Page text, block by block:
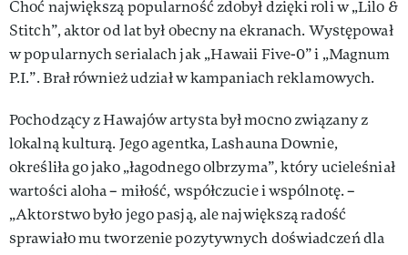
Choć największą popularność zdobył dzięki roli w „Lilo &
Stitch”, aktor od lat był obecny na ekranach. Występował
w popularnych serialach jak „Hawaii Five-0” i „Magnum
P.I.”. Brał również udział w kampaniach reklamowych.
Pochodzący z Hawajów artysta był mocno związany z
lokalną kulturą. Jego agentka, Lashauna Downie,
określiła go jako „łagodnego olbrzyma”, który ucieleśniał
wartości aloha – miłość, współczucie i wspólnotę. –
„Aktorstwo było jego pasją, ale największą radość
sprawiało mu tworzenie pozytywnych doświadczeń dla